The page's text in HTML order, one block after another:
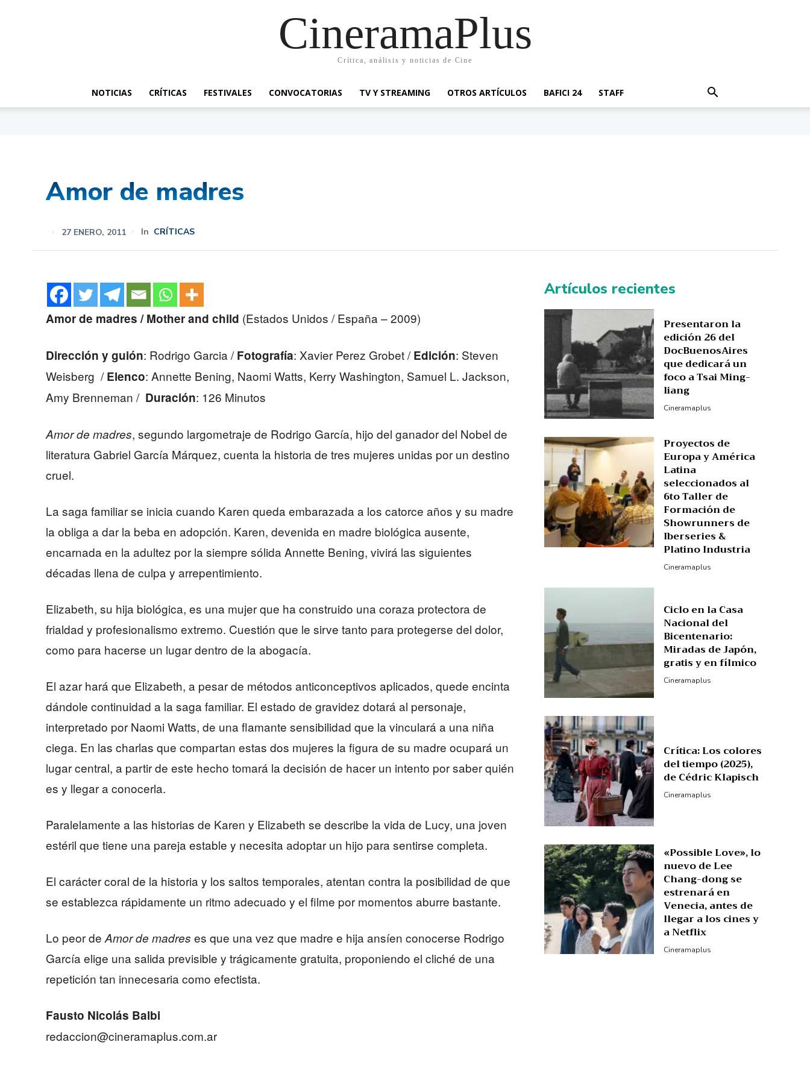
CineramaPlus
Crítica, análisis y noticias de Cine
NOTICIAS CRÍTICAS FESTIVALES CONVOCATORIAS TV Y STREAMING OTROS ARTÍCULOS BAFICI 24 STAFF
Amor de madres
27 ENERO, 2011 In CRÍTICAS
Amor de madres / Mother and child (Estados Unidos / España – 2009)
Dirección y guión: Rodrigo Garcia /Fotografía: Xavier Perez Grobet /Edición: Steven
Weisberg /Elenco: Annette Bening, Naomi Watts, Kerry Washington, Samuel L. Jackson,
Amy Brenneman / Duración: 126 Minutos
Amor de madres, segundo largometraje de Rodrigo García, hijo del ganador del Nobel de
literatura Gabriel García Márquez, cuenta la historia de tres mujeres unidas por un destino
cruel.
La saga familiar se inicia cuando Karen queda embarazada a los catorce años y su madre
la obliga a dar la beba en adopción. Karen, devenida en madre biológica ausente,
encarnada en la adultez por la siempre sólida Annette Bening, vivirá las siguientes
décadas llena de culpa y arrepentimiento.
Elizabeth, su hija biológica, es una mujer que ha construido una coraza protectora de
frialdad y profesionalismo extremo. Cuestión que le sirve tanto para protegerse del dolor,
como para hacerse un lugar dentro de la abogacía.
El azar hará que Elizabeth, a pesar de métodos anticonceptivos aplicados, quede encinta
dándole continuidad a la saga familiar. El estado de gravidez dotará al personaje,
interpretado por Naomi Watts, de una flamante sensibilidad que la vinculará a una niña
ciega. En las charlas que compartan estas dos mujeres la figura de su madre ocupará un
lugar central, a partir de este hecho tomará la decisión de hacer un intento por saber quién
es y llegar a conocerla.
Paralelamente a las historias de Karen y Elizabeth se describe la vida de Lucy, una joven
estéril que tiene una pareja estable y necesita adoptar un hijo para sentirse completa.
El carácter coral de la historia y los saltos temporales, atentan contra la posibilidad de que
se establezca rápidamente un ritmo adecuado y el filme por momentos aburre bastante.
Lo peor de Amor de madres es que una vez que madre e hija ansíen conocerse Rodrigo
García elige una salida previsible y trágicamente gratuita, proponiendo el cliché de una
repetición tan innecesaria como efectista.
Fausto Nicolás Balbi
redaccion@cineramaplus.com.ar
Artículos recientes
Presentaron la
edición 26 del
DocBuenosAires
que dedicará un
foco a Tsai Ming-
liang
Cineramaplus
Proyectos de
Europa y América
Latina
seleccionados al
6to Taller de
Formación de
Showrunners de
Iberseries &
Platino Industria
Cineramaplus
Ciclo en la Casa
Nacional del
Bicentenario:
Miradas de Japón,
gratis y en fílmico
Cineramaplus
Crítica: Los colores
del tiempo (2025),
de Cédric Klapisch
Cineramaplus
«Possible Love», lo
nuevo de Lee
Chang-dong se
estrenará en
Venecia, antes de
llegar a los cines y
a Netflix
Cineramaplus